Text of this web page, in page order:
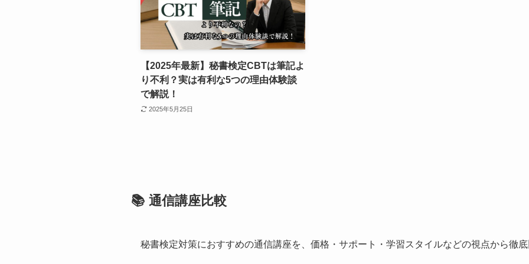
【2025年最新】秘書検定CBTは筆記よ
り不利？実は有利な5つの理由体験談
で解説！
2025年5月25日
📚 通信講座比較
秘書検定対策におすすめの通信講座を、価格・サポート・学習スタイルなどの視点から徹